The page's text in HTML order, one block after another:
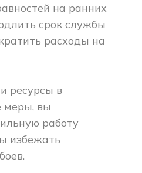
на ранних
срок службы
расходы на
ресурсы в
меры, вы
работу
избежать